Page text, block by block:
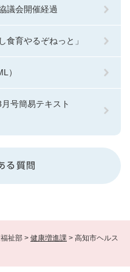
祉部 > 健康増進課 > 高知市ヘルス
議会開催経過
食育やるぞねっと」
）
号簡易テキスト
る質問